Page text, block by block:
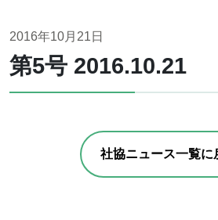
2016年10月21日
第5号 2016.10.21
社協ニュース一覧に